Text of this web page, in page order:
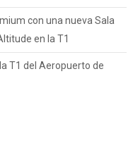
con una nueva Sala
en la T1
T1 del Aeropuerto de